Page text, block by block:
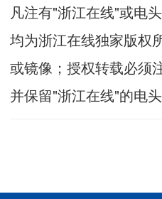
凡注有"浙江在线"或电
均为浙江在线独家版权
或镜像；授权转载必须
并保留"浙江在线"的电头